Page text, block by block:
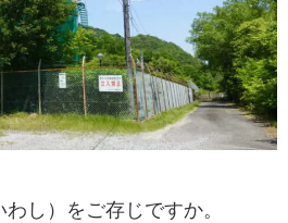
し）をご存じですか。